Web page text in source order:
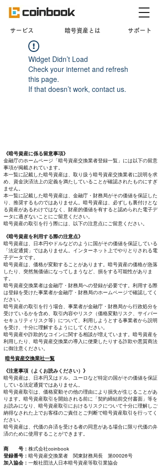
​サービス 暗号資産とは サポート
Widget Didn’t Load
Check your internet and refresh
this page.
If that doesn’t work, contact us.
《暗号資産に係る留意事項》
金融庁のホームページ「暗号資産交換業者登録一覧」には以下の留意
事項が掲載されています。
本一覧に記載した暗号資産は、取り扱う暗号資産交換業者に説明を求
め、資金決済法上の定義を満たしていることが確認されたものにすぎ
ません。
本一覧に記載した暗号資産は、金融庁・財務局がその価値を保証した
り、推奨するものではありません。暗号資産は、必ずしも裏付けとな
る資産があるわけではなく、財産的価値を有すると認められた電子デ
ータに過ぎないことにご留意ください。
暗号資産の取引を行う際には、以下の注意点にご留意ください。
《暗号資産を利用する際の注意点》
暗号資産は、日本円やドルなどのように国がその価値を保証している
「法定通貨」ではありません。インターネット上でやりとりされる電
子データです。
暗号資産は、価格が変動することがあります。暗号資産の価格が急落
したり、突然無価値になってしまうなど、損をする可能性がありま
す。
暗号資産交換業者は金融庁・財務局への登録が必要です。利用する際
は登録を受けた事業者か金融庁・財務局のホームページで確認してく
ださい。
暗号資産の取引を行う場合、事業者が金融庁・財務局から行政処分を
受けているかを含め、取引内容やリスク（価格変動リスク、サイバー
セキュリティリスク等）について、利用しようとする事業者から説明
を受け、十分に理解するようにしてください。
暗号資産や詐欺的なコインに関する相談が増えています。暗号資産を
利用したり、暗号資産交換業の導入に便乗したりする詐欺や悪質商法
に御注意ください。
暗号資産交換業社一覧
《注意事項（よくお読みください）》
暗号資産は、日本円又はドル、ユーロなど特定の国がその価値を保証
している法定通貨ではありません。
暗号資産取引は、価格変動その他の理由により損失が生じることがあ
ります。暗号資産取引を開始される前に「契約締結前交付書面」等を
お読みになり、暗号資産取引におけるリスクについて十分に理解しご
納得なされた上でお客様のご責任とご判断で暗号資産取引を行ってく
ださい。
暗号資産は、代価の弁済を受ける者の同意がある場合に限り代価の弁
済のために使用することができます。
商 号： 株式会社coinbook
登録番号： 暗号資産交換業者 関東財務局長 第00026号
加入協会： 一般社団法人日本暗号資産等取引業協会